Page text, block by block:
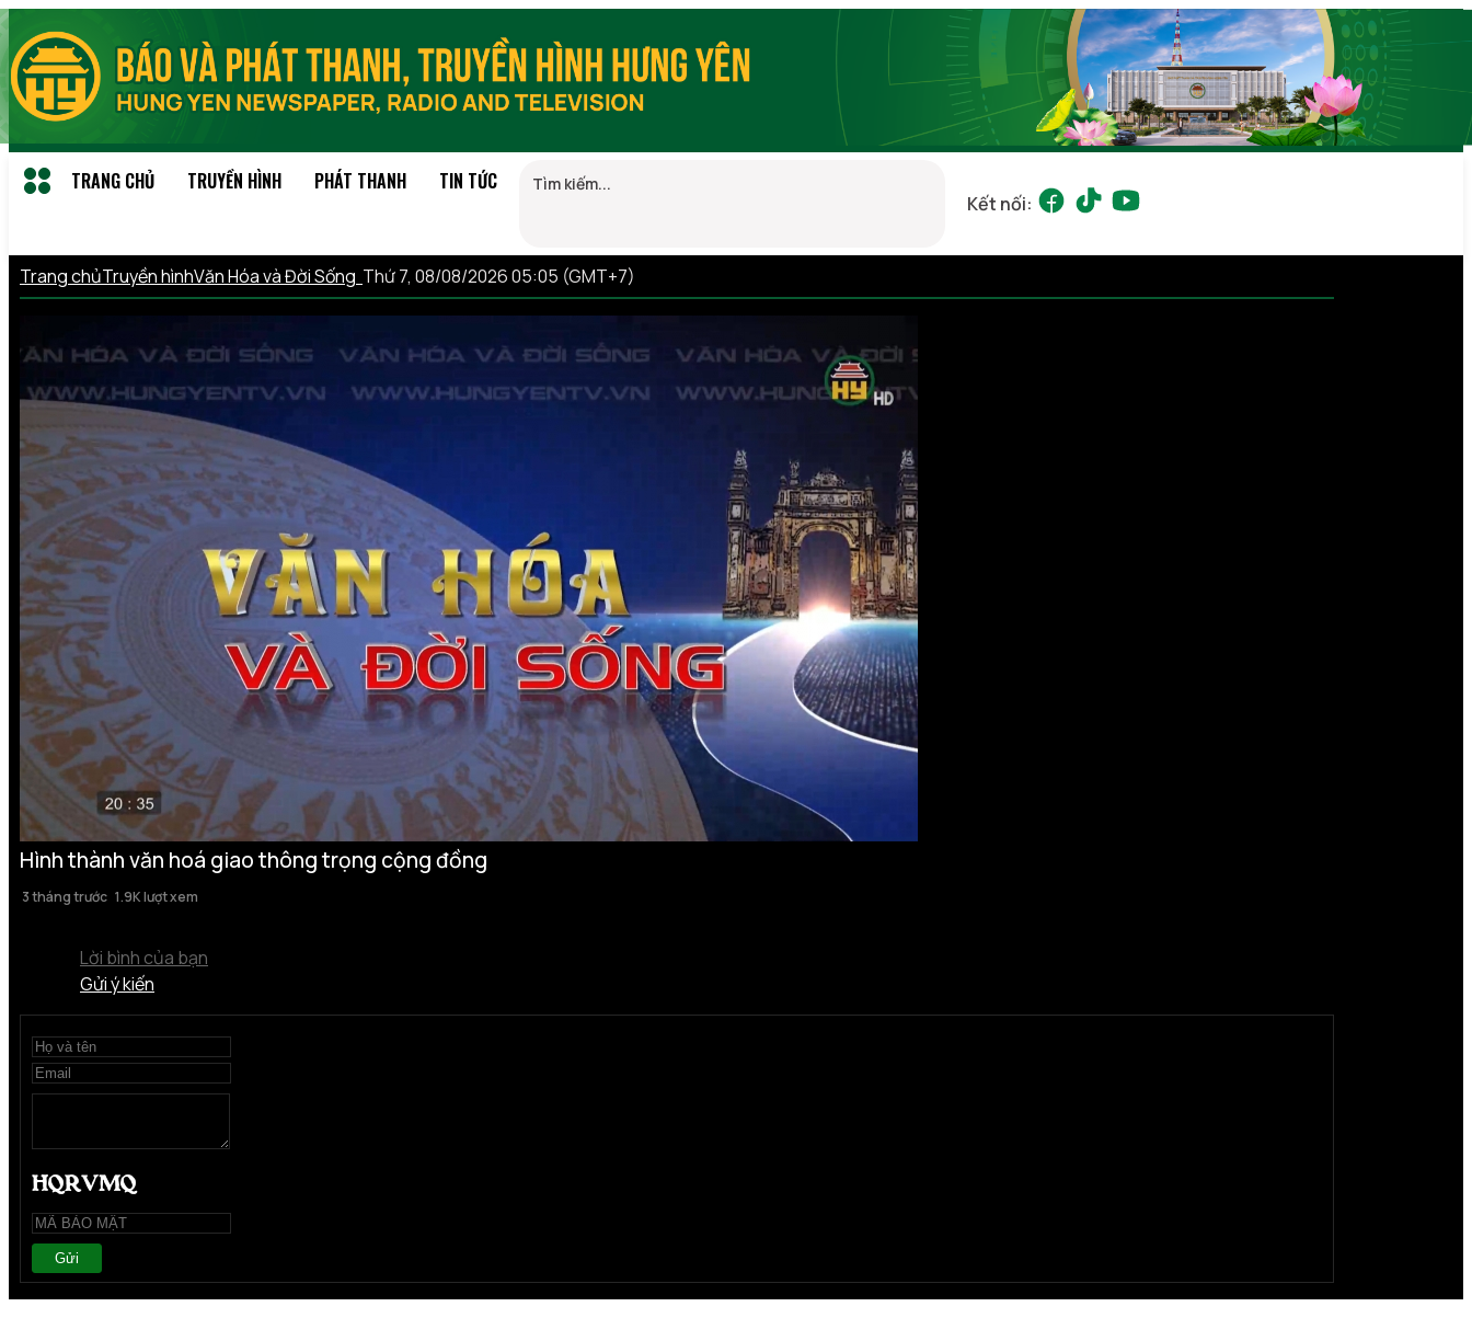
TRANG CHỦ TRUYỀN HÌNH PHÁT THANH TIN TỨC
Kết nối:
Trang chủTruyền hìnhVăn Hóa và Đời Sống Thứ 7, 08/08/2026 05:05 (GMT+7)
Hình thành văn hoá giao thông trọng cộng đồng
3 tháng trước 1.9K lượt xem
Lời bình của bạn
Gửi ý kiến
Gửi